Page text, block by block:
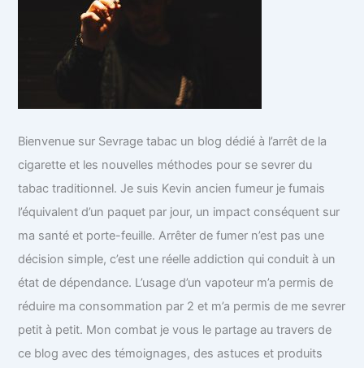
Bienvenue sur Sevrage tabac un blog dédié à l’arrêt de la
cigarette et les nouvelles méthodes pour se sevrer du
tabac traditionnel. Je suis Kevin ancien fumeur je fumais
l’équivalent d’un paquet par jour, un impact conséquent sur
ma santé et porte-feuille. Arrêter de fumer n’est pas une
décision simple, c’est une réelle addiction qui conduit à un
état de dépendance. L’usage d’un vapoteur m’a permis de
réduire ma consommation par 2 et m’a permis de me sevrer
petit à petit. Mon combat je vous le partage au travers de
ce blog avec des témoignages, des astuces et produits